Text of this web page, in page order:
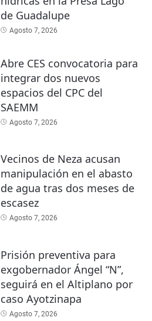
de Guadalupe
Agosto 7, 2026
Abre CES convocatoria para
integrar dos nuevos
espacios del CPC del
SAEMM
Agosto 7, 2026
Vecinos de Neza acusan
manipulación en el abasto
de agua tras dos meses de
escasez
Agosto 7, 2026
Prisión preventiva para
exgobernador Ángel “N”,
seguirá en el Altiplano por
caso Ayotzinapa
Agosto 7, 2026